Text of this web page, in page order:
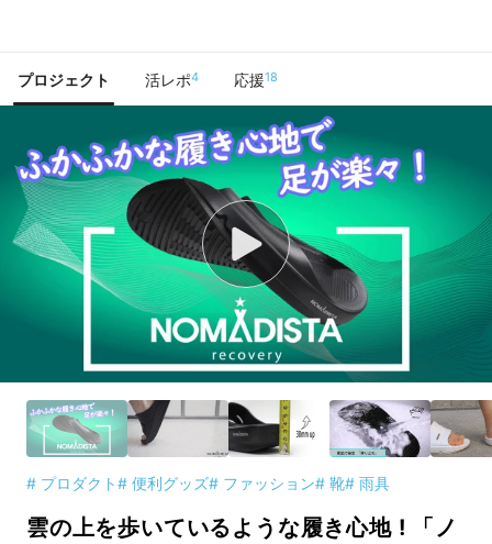
プロジェクト 活レポ4 応援18
# プロダクト# 便利グッズ# ファッション# 靴# 雨具
雲の上を歩いているような履き心地 ! 「ノ